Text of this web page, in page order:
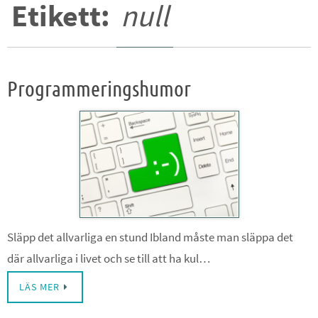
Etikett: null
Programmeringshumor
Släpp det allvarliga en stund Ibland måste man släppa det
där allvarliga i livet och se till att ha kul…
LÄS MER